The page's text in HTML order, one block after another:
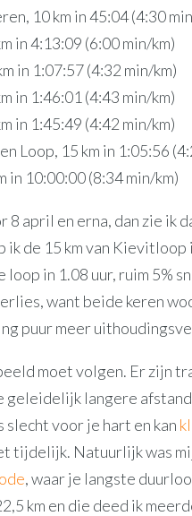
10 km in 45:04 (4:30
in 4:13:09 (6:00 min/km)
in 1:07:57 (4:32 min/km)
in 1:46:01 (4:43 min/km)
in 1:45:49 (4:42 min/km)
Loop, 15 km in 1:05:56
in 10:00:00 (8:34 min/km)
april en erna, dan zie ik
de 15 km van Kievitloop
in 1.08 uur, ruim 5%
want beide keren
puur meer
moet volgen. Er zijn
geleidelijk langere
voor je hart en kan
tijdelijk. Natuurlijk was
, waar je langste
km en die deed ik